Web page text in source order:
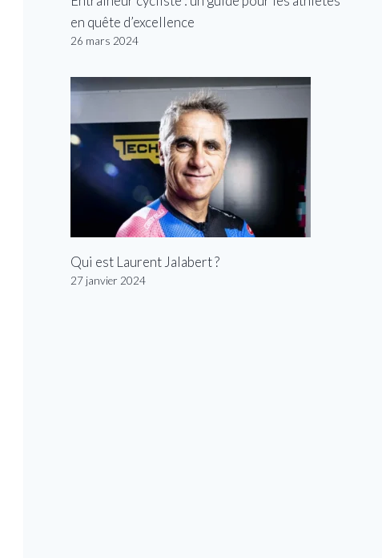
en quête d’excellence
26 mars 2024
Qui est Laurent Jalabert ?
27 janvier 2024